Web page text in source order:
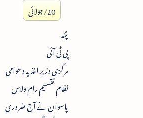
20/جولائی
پٹنہ
پی ٹی آئی
مرکزی وزیر اغذیہ وعوامی
نظام تقسیم رام ولاس
پاسوان نے آج ضروری